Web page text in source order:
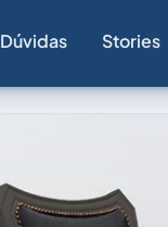
Dúvidas Stories